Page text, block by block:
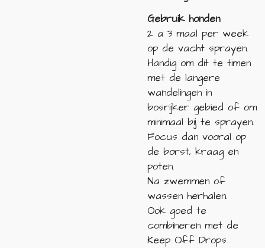
Gebruik honden
2 a 3 maal per week
op de vacht sprayen.
Handig om dit te timen
met de langere
wandelingen in
bosrijker gebied of om
minimaal bij te sprayen.
Focus dan vooral op
de borst, kraag en
poten.
Na zwemmen of
wassen herhalen.
Ook goed te
combineren met de
Keep Off Drops.